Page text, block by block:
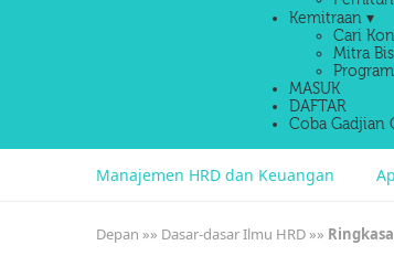
Kemitraan ▾
Cari
Mitra
MASUK
DAFTAR
Coba Gadjian
Manajemen HRD dan Keuangan
Depan »» Dasar-dasar Ilmu HRD »»